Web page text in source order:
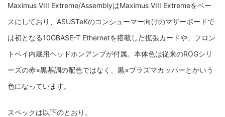
Maximus VIII Extreme/AssemblyはMaximus VIII Extremeをベー
スにしており、ASUSTeKのコンシューマー向けのマザーボードで
は初となる10GBASE-T Ethernetを搭載した拡張カードや、フロン
トベイ内蔵用ヘッドホンアンプが付属。本体色は従来のROGシリ
ーズの赤×黒基調の配色ではなく、黒×プラズマカッパーとかいう
色になっています。
スペックは以下のとおり。